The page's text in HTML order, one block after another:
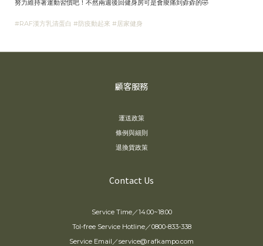
努力維持著運動習慣吧！不然兩週後回健身房可是會痠痛到孬孬的🤣
#RAF漢方乳清蛋白 #防疫動起來 #居家健身
顧客服務
運送政策
條例與細則
退換貨政策
Contact Us
Service Time／14:00~18:00
Tol-free Service Hotline／0800-833-338
Service Email／service@rafkampo.com